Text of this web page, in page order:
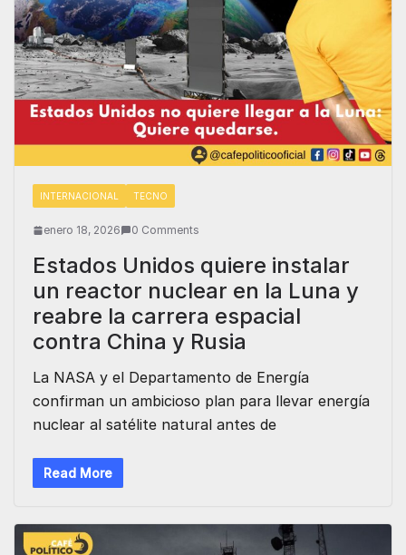
INTERNACIONAL TECNO
enero 18, 2026 0 Comments
Estados Unidos quiere instalar
un reactor nuclear en la Luna y
reabre la carrera espacial
contra China y Rusia
La NASA y el Departamento de Energía
confirman un ambicioso plan para llevar energía
nuclear al satélite natural antes de
Read More